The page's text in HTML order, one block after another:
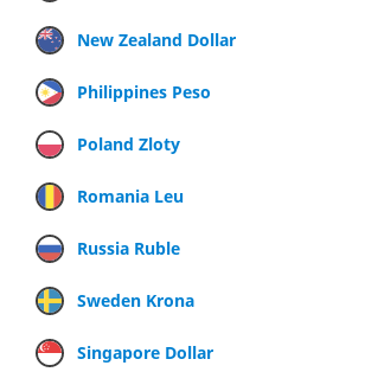
New Zealand Dollar
Philippines Peso
Poland Zloty
Romania Leu
Russia Ruble
Sweden Krona
Singapore Dollar